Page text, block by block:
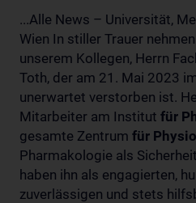
...Alle News – Universität,
Wien In stiller Trauer
unserem Kollegen, Herrn
Toth, der am 21. Mai 2023
unerwartet verstorben ist.
Mitarbeiter am Institut für
gesamte Zentrum für
Pharmakologie als
haben ihn als engagierten,
zuverlässigen und stets